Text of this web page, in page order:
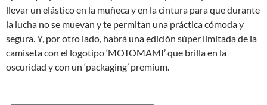
llevar un elástico en la muñeca y en la cintura para que durante
la lucha no se muevan y te permitan una práctica cómoda y
segura. Y, por otro lado, habrá una edición súper limitada de la
camiseta con el logotipo ‘MOTOMAMI’ que brilla en la
oscuridad y con un ‘packaging’ premium.